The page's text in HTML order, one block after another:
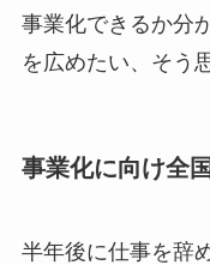
事業化できるか分
を広めたい、そう
事業化に向け全
半年後に仕事を辞